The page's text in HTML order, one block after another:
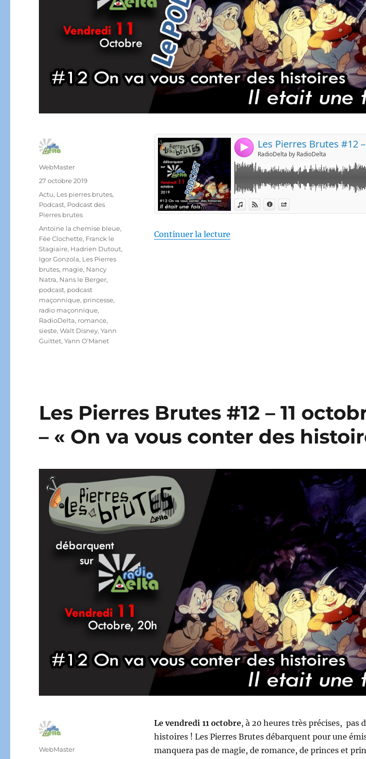
Continuer la lecturede « Les Pierres Brutes #12 – 11
Auteur
WebMaster
Publié
le
27 octobre 2019
Catégories
Actu, Les pierres brutes,
Podcast, Podcast des
Pierres brutes
Étiquettes
Antoine la chemise bleue,
Fée Clochette, Franck le
Stagiaire, Hadrien Dutout,
Igor Gonzola, Les Pierres
brutes, magie, Nancy
Natra, Nans le Berger,
podcast, podcast
maçonnique, princesse,
radio maçonnique,
RadioDelta, romance,
sieste,Walt Disney,Yann
Guittet,Yann O'Manet
Les Pierres Brutes #12 – 11
– « On va vous conter des
Le vendredi 11 octobre, à 20 heures très précises, pas
histoires ! Les Pierres Brutes débarquent pour une
manquera pas de magie, de romance, de princes et
Auteur
WebMaster